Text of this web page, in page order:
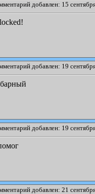
добавлен: 15
добавлен: 19
добавлен: 19
добавлен: 21